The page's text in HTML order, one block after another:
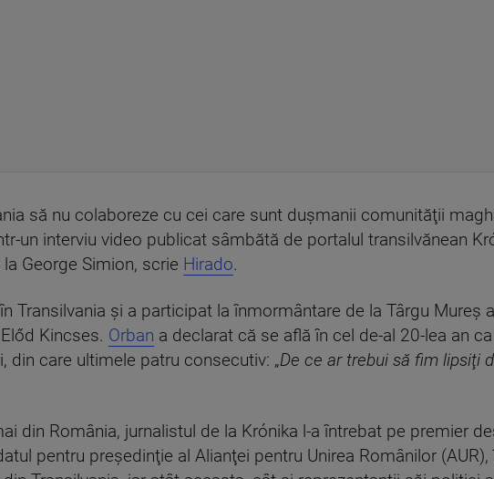
să nu colaboreze cu cei care sunt duşmanii comunităţii
un interviu video publicat sâmbătă de portalul transilvănean
George Simion, scrie Hirado.
Transilvania și a participat la înmormântare de la Târgu Mureș a
Kincses. Orban a declarat că se află în cel de-al 20-lea an
care ultimele patru consecutiv: „De ce ar trebui să fim lipsiţi
din România, jurnalistul de la Krónika l-a întrebat pe premier
pentru preşedinţie al Alianţei pentru Unirea Românilor